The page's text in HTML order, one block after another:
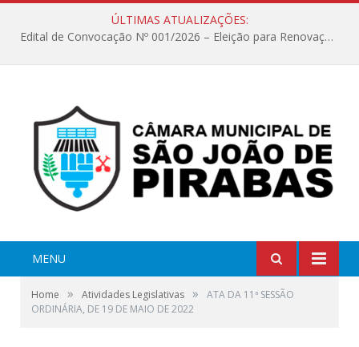
ÚLTIMAS ATUALIZAÇÕES:
Edital de Convocação Nº 001/2026 – Eleição para Renovação da Mesa Diretora – Biênio 2027/2028
MENU
Home » Atividades Legislativas »
ATA DA 11ª SESSÃO
ORDINÁRIA, DE 19 DE MAIO DE 2022